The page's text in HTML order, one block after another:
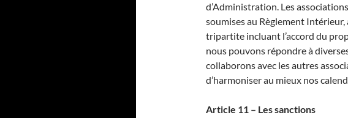
d’Administration. Les
soumises au Règlement
tripartite incluant l’accord du
nous pouvons répondre à
collaborons avec les autres
d’harmoniser au mieux nos
Article 11 – Les sanctions